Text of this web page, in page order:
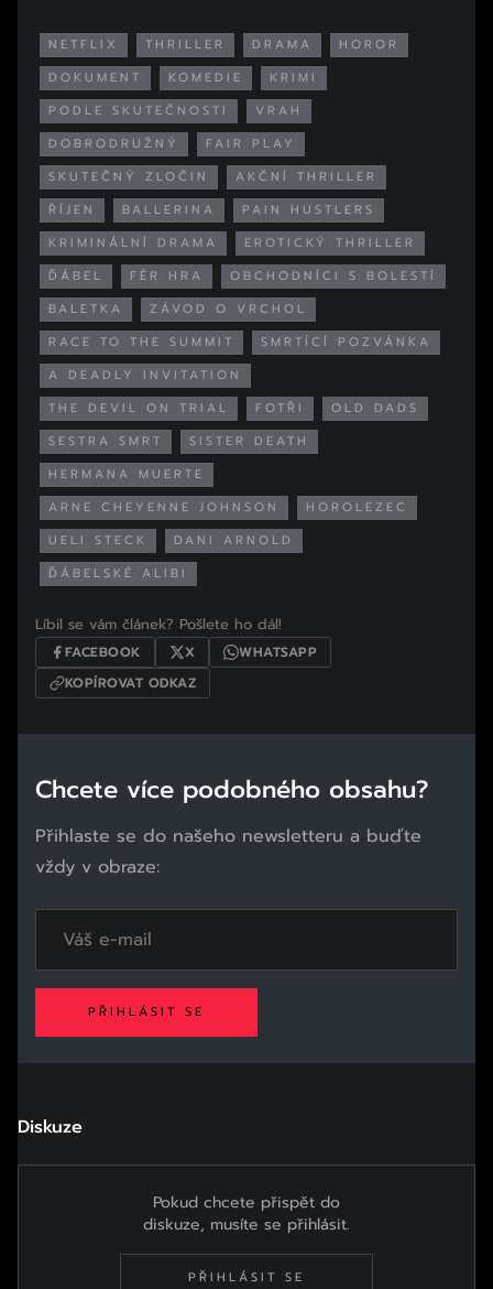
NETFLIX THRILLER DRAMA
HOROR
DOKUMENT
KOMEDIE
KRIMI
PODLE SKUTEČNOSTI
VRAH
DOBRODRUŽNÝ
FAIR PLAY
SKUTEČNÝ ZLOČIN
AKČNÍ THRILLER
ŘÍJEN
BALLERINA
PAIN HUSTLERS
KRIMINÁLNÍ DRAMA
EROTICKÝ THRILLER
ĎÁBEL
FÉR HRA
OBCHODNÍCI S BOLESTÍ
BALETKA
ZÁVOD O VRCHOL
RACE TO THE SUMMIT
SMRTÍCÍ POZVÁNKA
A DEADLY INVITATION
THE DEVIL ON TRIAL
FOTŘI
OLD DADS
SESTRA SMRT
SISTER DEATH
HERMANA MUERTE
ARNE CHEYENNE JOHNSON
HOROLEZEC
UELI STECK
DANI ARNOLD
ĎÁBELSKÉ ALIBI
Líbil se vám článek? Pošlete ho dál!
FACEBOOK X
WHATSAPP
KOPÍROVAT ODKAZ
Chcete více podobného obsahu?
Přihlaste se do našeho newsletteru a buďte
vždy v obraze:
PŘIHLÁSIT SE
Diskuze
Pokud chcete přispět do
diskuze, musíte se přihlásit.
PŘIHLÁSIT SE